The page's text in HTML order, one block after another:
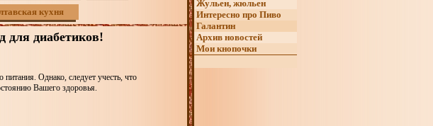
кухня
для диабетиков!
Однако, следует учесть, что
Вашего здоровья.
Жульен, жюльен
Интересно про Пиво
Галантин
Архив новостей
Мои кнопочки